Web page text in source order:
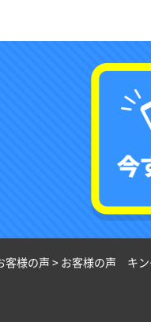
客様の声> お客様の声 キン